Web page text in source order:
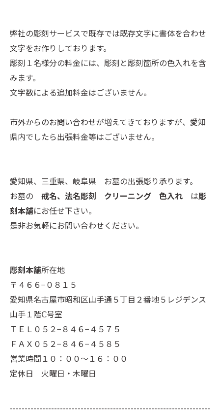
弊社の彫刻サービスで既存では既存文字に書体を合わせ
文字をお作りしております。
彫刻１名様分の料金には、彫刻と彫刻箇所の色入れを含
みます。
文字数による追加料金はございません。
市外からのお問い合わせが増えてきておりますが、愛知
県内でしたら出張料金等はございません。
愛知県、三重県、岐阜県 お墓の出張彫り承ります。
お墓の 戒名、法名彫刻 クリーニング 色入れ は彫
刻本舗にお任せ下さい。
是非お気軽にお問い合わせください。
彫刻本舗所在地
〒４６６−０８１５
愛知県名古屋市昭和区山手通５丁目２番地５レジデンス
山手１階Ⅽ号室
ＴＥＬ０５２−８４６−４５７５
ＦＡＸ０５２−８４６−４５８５
営業時間１０：００～１６：００
定休日 火曜日・木曜日
--------------------------------------------------------------------